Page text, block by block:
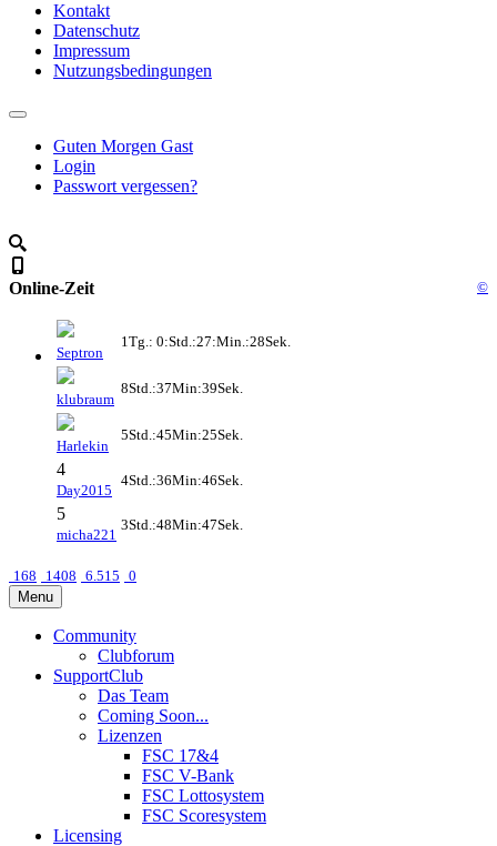
Kontakt
Datenschutz
Impressum
Nutzungsbedingungen
Guten Morgen Gast
Login
Passwort vergessen?
Online-Zeit ©
Septron
1Tg.: 0:Std.:27:Min.:28Sek.
klubraum
8Std.:37Min:39Sek.
Harlekin
5Std.:45Min:25Sek.
4
Day2015
4Std.:36Min:46Sek.
5
micha221
3Std.:48Min:47Sek.
168 1408 6.515 0
Menu
Community
Clubforum
SupportClub
Das Team
Coming Soon...
Lizenzen
FSC 17&4
FSC V-Bank
FSC Lottosystem
FSC Scoresystem
Licensing